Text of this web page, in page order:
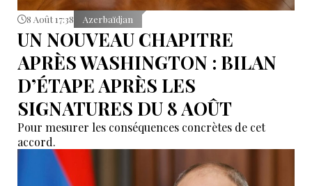
8 Août 17:38 Azerbaïdjan
UN NOUVEAU CHAPITRE
APRÈS WASHINGTON : BILAN
D’ÉTAPE APRÈS LES
SIGNATURES DU 8 AOÛT
Pour mesurer les conséquences concrètes de cet
accord.